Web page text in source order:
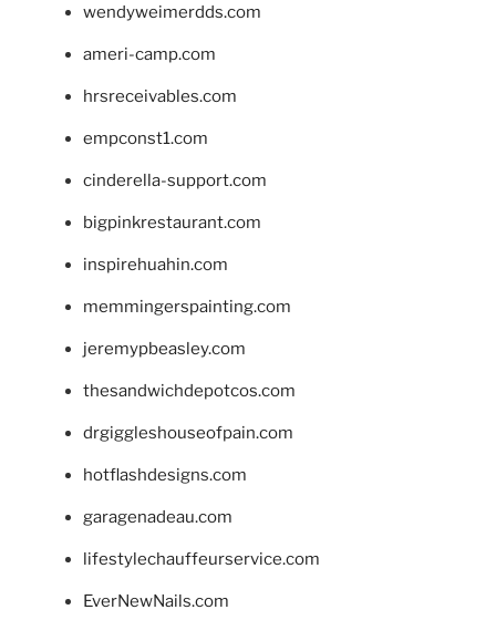
wendyweimerdds.com
ameri-camp.com
hrsreceivables.com
empconst1.com
cinderella-support.com
bigpinkrestaurant.com
inspirehuahin.com
memmingerspainting.com
jeremypbeasley.com
thesandwichdepotcos.com
drgiggleshouseofpain.com
hotflashdesigns.com
garagenadeau.com
lifestylechauffeurservice.com
EverNewNails.com